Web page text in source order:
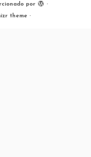
por ·
theme ·